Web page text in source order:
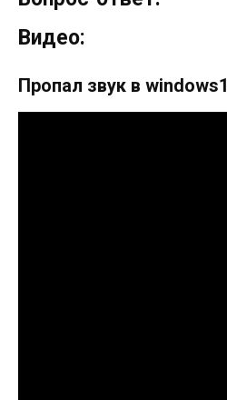
Видео:
Пропал звук в